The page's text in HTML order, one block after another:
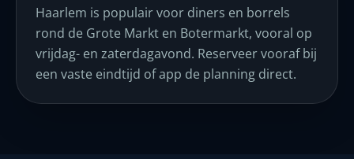
Haarlem is populair voor diners en borrels
rond de Grote Markt en Botermarkt, vooral op
vrijdag- en zaterdagavond. Reserveer vooraf bij
een vaste eindtijd of app de planning direct.